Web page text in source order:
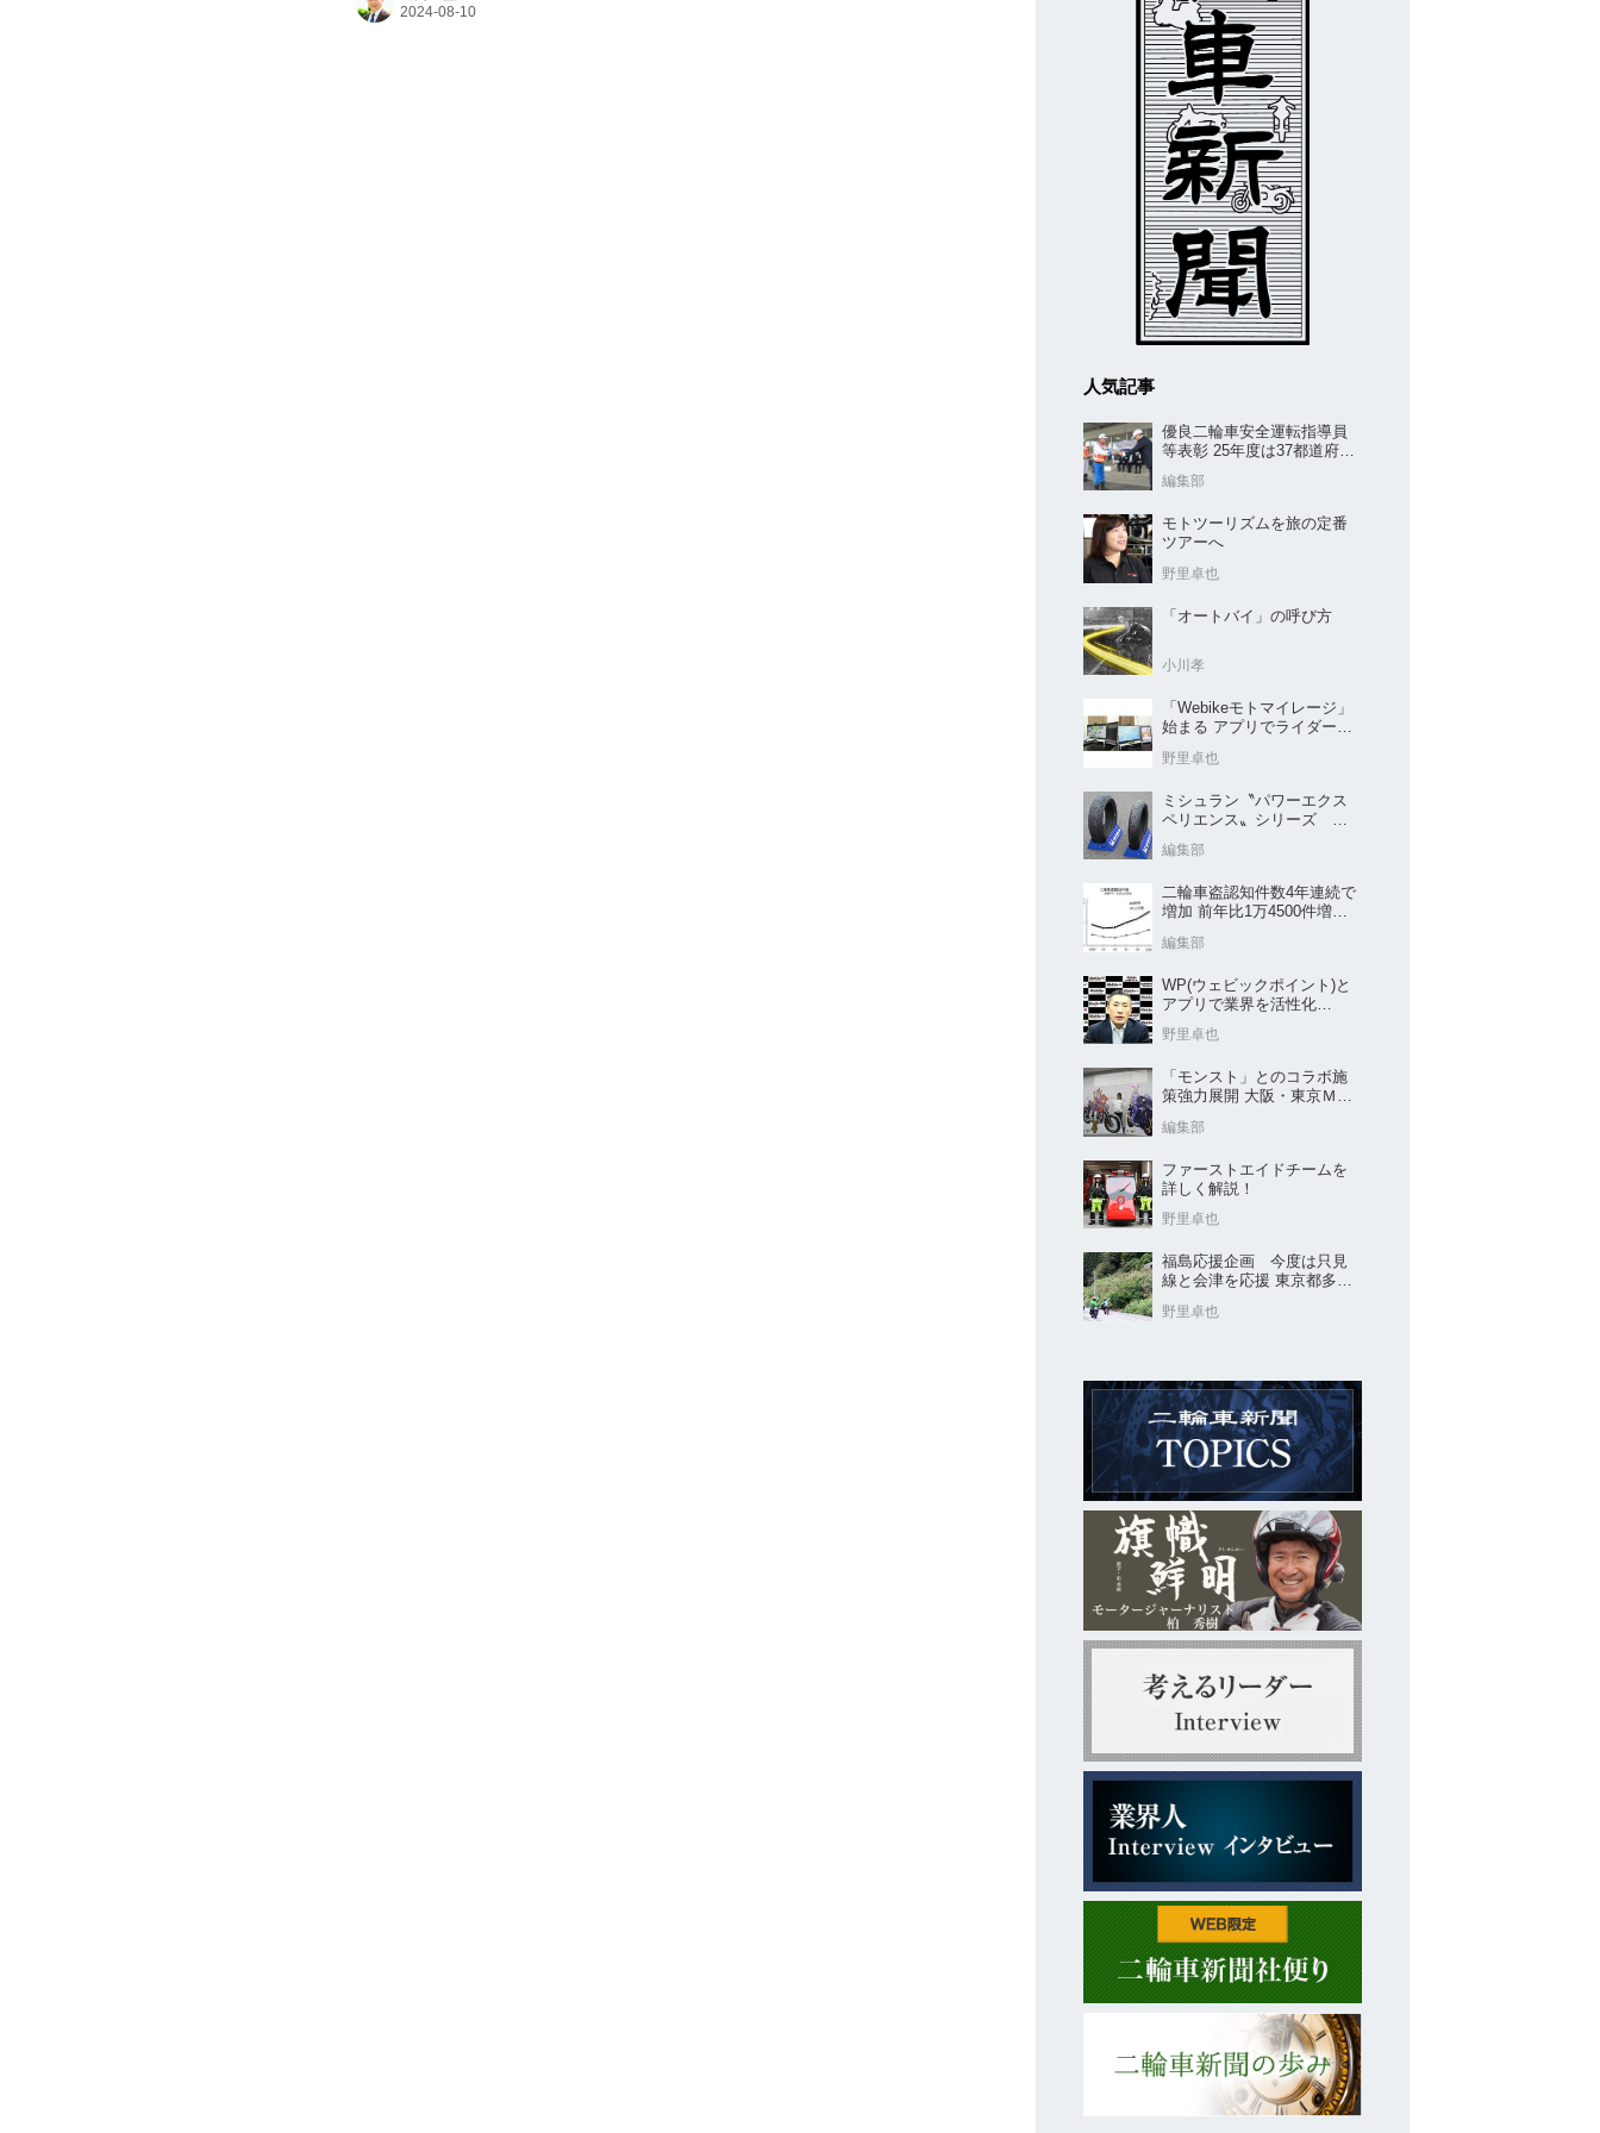
人気記事
優良二輪車安全運転指導員
等表彰 25年度は37都道府県
編集部
モトツーリズムを旅の定番
ツアーへ
野里卓也
「オートバイ」の呼び方
小川孝
「Webikeモトマイレージ」
始まる アプリでライダーと
野里卓也
ミシュラン〝パワーエクス
ペリエンス〟シリーズ
売
編集部
二輪車盗認知件数4年連続で
増加 前年比1万4500件増／
編集部
WP(ウェビックポイント)と
アプリで業界を活性化
野里卓也
「モンスト」とのコラボ施
策強力展開 大阪・東京ＭＣ
編集部
ファーストエイドチームを
詳しく解説！
野里卓也
福島応援企画 今度は只見
線と会津を応援 東京都多摩
野里卓也